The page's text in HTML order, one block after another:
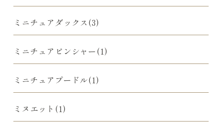
ミニチュアダックス(3)
ミニチュアピンシャー(1)
ミニチュアプードル(1)
ミヌエット(1)